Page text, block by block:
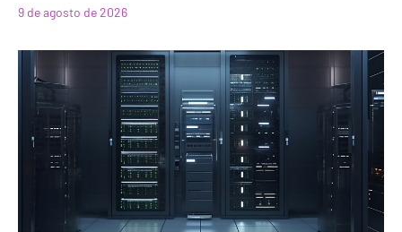
9 de agosto de 2026